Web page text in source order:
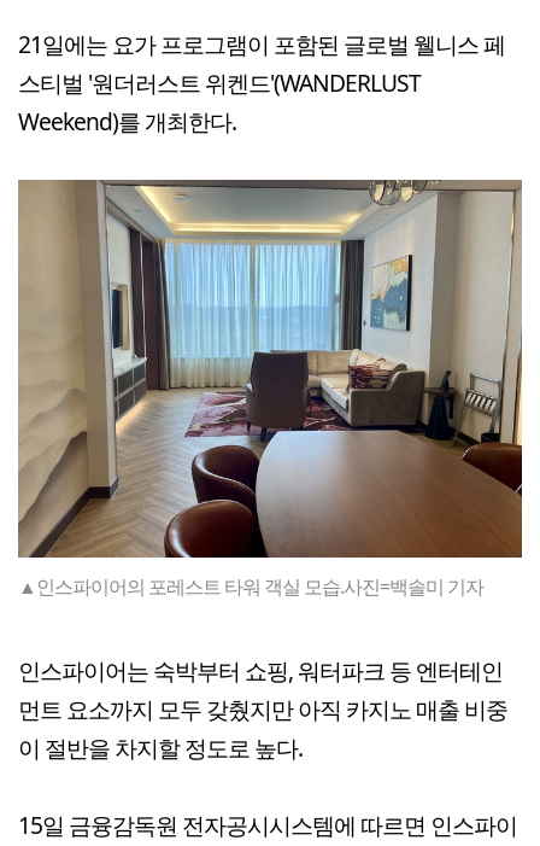
21일에는 요가 프로그램이 포함된 글로벌 웰니스 페
스티벌 '원더러스트 위켄드'(WANDERLUST
Weekend)를 개최한다.
▲인스파이어의 포레스트 타워 객실 모습.사진=백솔미 기자
인스파이어는 숙박부터 쇼핑, 워터파크 등 엔터테인
먼트 요소까지 모두 갖췄지만 아직 카지노 매출 비중
이 절반을 차지할 정도로 높다.
15일 금융감독원 전자공시시스템에 따르면 인스파이